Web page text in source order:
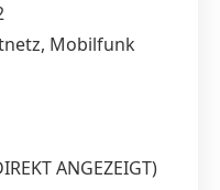
Mobilfunk
ANGEZEIGT)